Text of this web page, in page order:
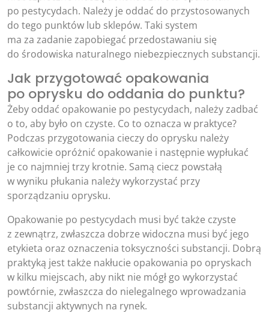
po pestycydach. Należy je oddać do przystosowanych
do tego punktów lub sklepów. Taki system
ma za zadanie zapobiegać przedostawaniu się
do środowiska naturalnego niebezpiecznych substancji.
Jak przygotować opakowania
po oprysku do oddania do punktu?
Żeby oddać opakowanie po pestycydach, należy zadbać
o to, aby było on czyste. Co to oznacza w praktyce?
Podczas przygotowania cieczy do oprysku należy
całkowicie opróżnić opakowanie i następnie wypłukać
je co najmniej trzy krotnie. Samą ciecz powstałą
w wyniku płukania należy wykorzystać przy
sporządzaniu oprysku.
Opakowanie po pestycydach musi być także czyste
z zewnątrz, zwłaszcza dobrze widoczna musi być jego
etykieta oraz oznaczenia toksyczności substancji. Dobrą
praktyką jest także nakłucie opakowania po opryskach
w kilku miejscach, aby nikt nie mógł go wykorzystać
powtórnie, zwłaszcza do nielegalnego wprowadzania
substancji aktywnych na rynek.